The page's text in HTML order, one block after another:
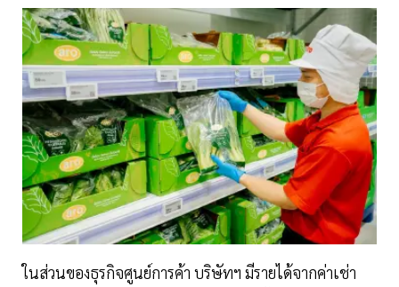
ในส่วนของธุรกิจศูนย์การค้า บริษัทฯ มีรายได้จากค่าเช่า